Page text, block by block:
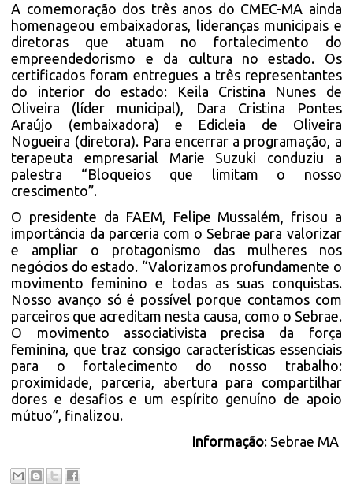
A comemoração dos três anos do CMEC-MA ainda
homenageou embaixadoras, lideranças municipais e
diretoras que atuam no fortalecimento do
empreendedorismo e da cultura no estado. Os
certificados foram entregues a três representantes
do interior do estado: Keila Cristina Nunes de
Oliveira (líder municipal), Dara Cristina Pontes
Araújo (embaixadora) e Edicleia de Oliveira
Nogueira (diretora). Para encerrar a programação, a
terapeuta empresarial Marie Suzuki conduziu a
palestra “Bloqueios que limitam o nosso
crescimento”.
O presidente da FAEM, Felipe Mussalém, frisou a
importância da parceria com o Sebrae para valorizar
e ampliar o protagonismo das mulheres nos
negócios do estado. “Valorizamos profundamente o
movimento feminino e todas as suas conquistas.
Nosso avanço só é possível porque contamos com
parceiros que acreditam nesta causa, como o Sebrae.
O movimento associativista precisa da força
feminina, que traz consigo características essenciais
para o fortalecimento do nosso trabalho:
proximidade, parceria, abertura para compartilhar
dores e desafios e um espírito genuíno de apoio
mútuo”, finalizou.
Informação: Sebrae MA